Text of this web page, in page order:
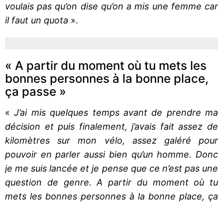
voulais pas qu’on dise qu’on a mis une femme car
il faut un quota ».
« A partir du moment où tu mets les
bonnes personnes à la bonne place,
ça passe »
«J’ai mis quelques temps avant de prendre ma
décision et puis finalement, j’avais fait assez de
kilomètres sur mon vélo, assez galéré pour
pouvoir en parler aussi bien qu’un homme. Donc
je me suis lancée et je pense que ce n’est pas une
question de genre. A partir du moment où tu
mets les bonnes personnes à la bonne place, ça